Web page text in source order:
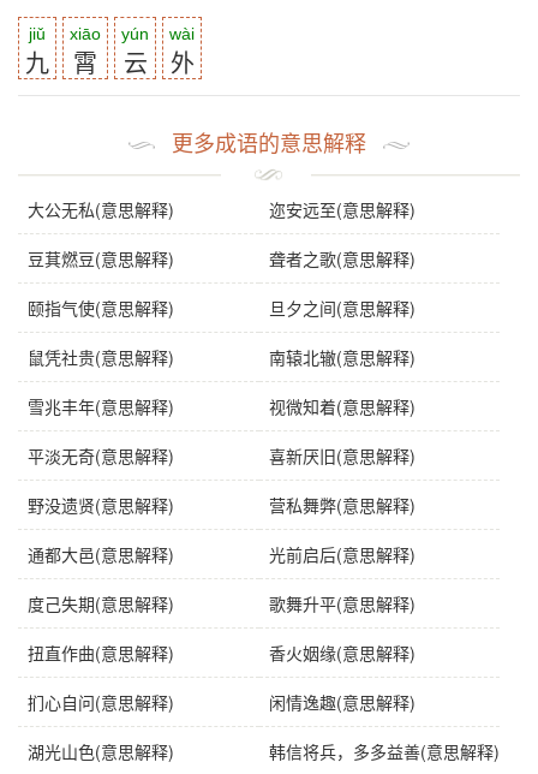
jiǔ
九
xiāo
霄
yún
云
wài
外
更多成语的意思解释
大公无私(意思解释) 迩安远至(意思解释)
豆萁燃豆(意思解释) 聋者之歌(意思解释)
颐指气使(意思解释) 旦夕之间(意思解释)
鼠凭社贵(意思解释) 南辕北辙(意思解释)
雪兆丰年(意思解释) 视微知着(意思解释)
平淡无奇(意思解释) 喜新厌旧(意思解释)
野没遗贤(意思解释) 营私舞弊(意思解释)
通都大邑(意思解释) 光前启后(意思解释)
度己失期(意思解释) 歌舞升平(意思解释)
扭直作曲(意思解释) 香火姻缘(意思解释)
扪心自问(意思解释) 闲情逸趣(意思解释)
湖光山色(意思解释) 韩信将兵，多多益善(意思解释)